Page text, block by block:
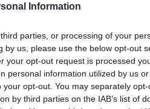
Information
parties, or processing of your
us, please use the below opt-out
your opt-out request is processed
personal information utilized by us
opt-out. You may separately
by third parties on the IAB’s list of
PC-k világában: a
gépeken már
ágában sincs